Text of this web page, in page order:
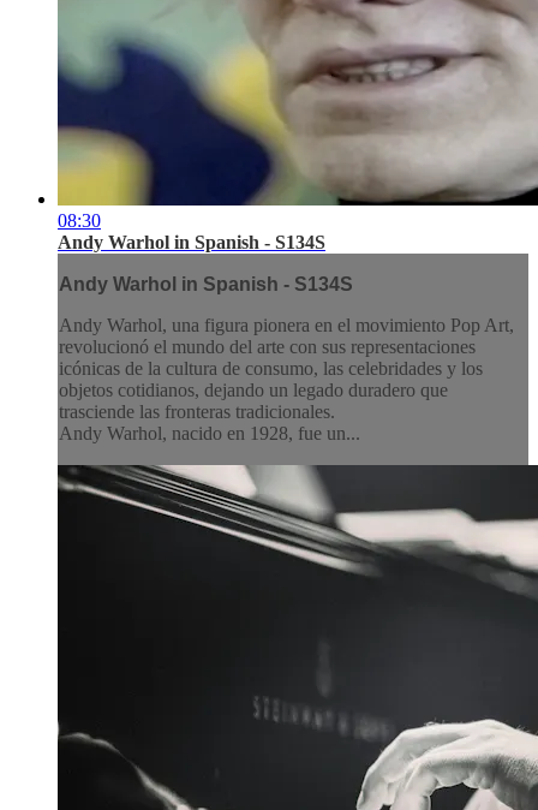
08:30
Andy Warhol in Spanish - S134S
Andy Warhol in Spanish - S134S
Andy Warhol, una figura pionera en el movimiento Pop Art,
revolucionó el mundo del arte con sus representaciones
icónicas de la cultura de consumo, las celebridades y los
objetos cotidianos, dejando un legado duradero que
trasciende las fronteras tradicionales.
Andy Warhol, nacido en 1928, fue un...